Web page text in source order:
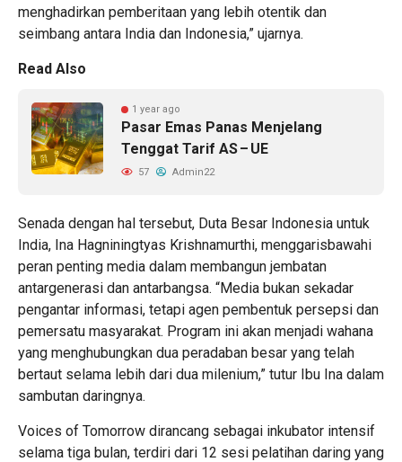
menghadirkan pemberitaan yang lebih otentik dan
seimbang antara India dan Indonesia,” ujarnya.
Read Also
1 year ago
Pasar Emas Panas Menjelang
Tenggat Tarif AS – UE
57 Admin22
Senada dengan hal tersebut, Duta Besar Indonesia untuk
India, Ina Hagniningtyas Krishnamurthi, menggarisbawahi
peran penting media dalam membangun jembatan
antargenerasi dan antarbangsa. “Media bukan sekadar
pengantar informasi, tetapi agen pembentuk persepsi dan
pemersatu masyarakat. Program ini akan menjadi wahana
yang menghubungkan dua peradaban besar yang telah
bertaut selama lebih dari dua milenium,” tutur Ibu Ina dalam
sambutan daringnya.
Voices of Tomorrow dirancang sebagai inkubator intensif
selama tiga bulan, terdiri dari 12 sesi pelatihan daring yang